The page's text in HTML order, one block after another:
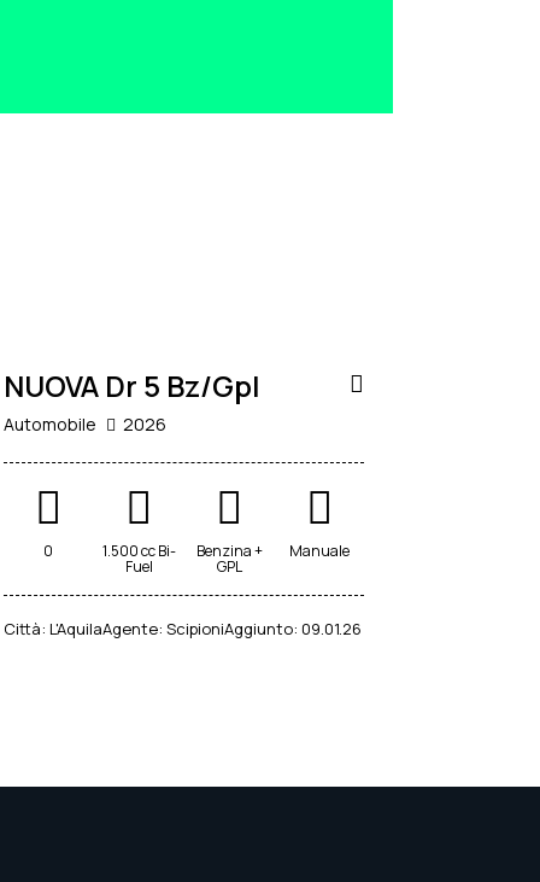
NUOVA Dr 5 Bz/Gpl
Automobile 2026
0 1.500 cc Bi-
Fuel
Benzina +
GPL
Manuale
Città: L'AquilaAgente: ScipioniAggiunto: 09.01.26